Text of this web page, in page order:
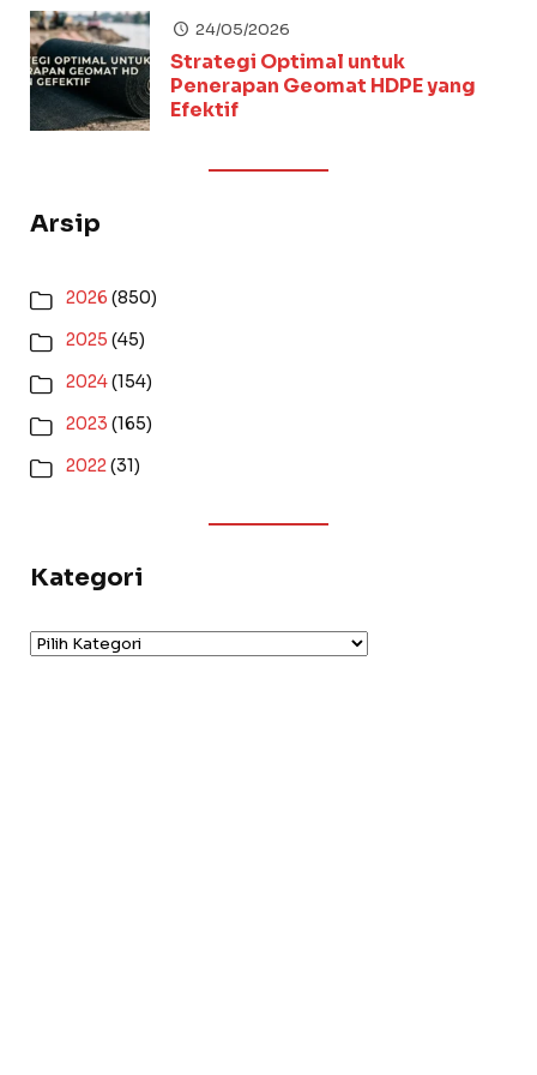
24/05/2026
Strategi Optimal untuk
Penerapan Geomat HDPE yang
Efektif
Arsip
2026 (850)
2025 (45)
2024(154)
2023 (165)
2022(31)
Kategori
Kategori